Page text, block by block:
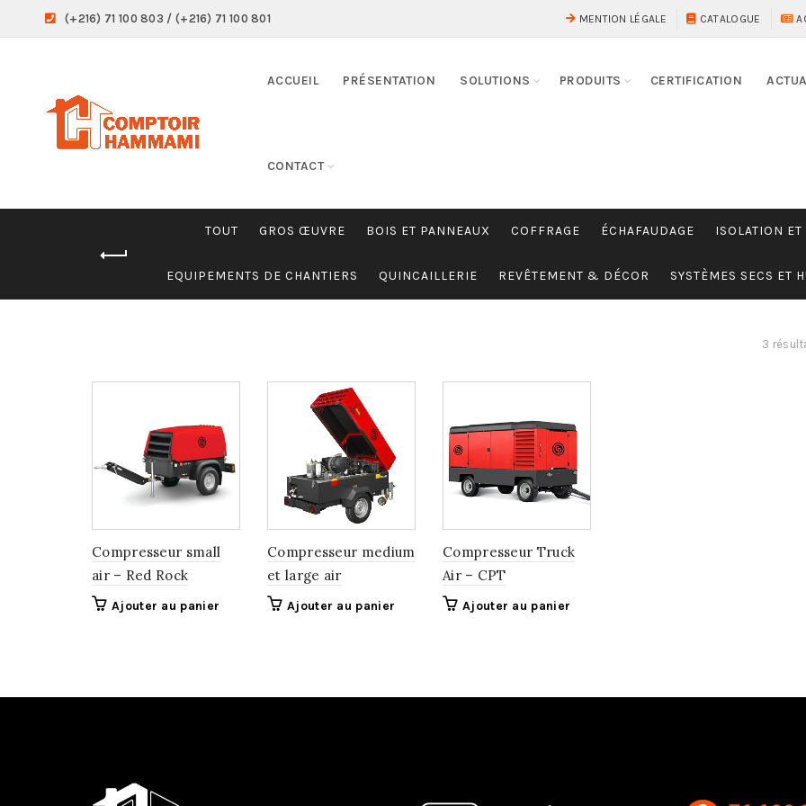
(+216) 71 100 803 / (+216) 71 100 801 MENTION LÉGALE CATALOGUE
ACCUEIL PRÉSENTATION SOLUTIONS PRODUITS CERTIFICATION
CONTACT
TOUT GROS ŒUVRE BOIS ET PANNEAUX COFFRAGE ÉCHAFAUDAGE ISOLATION ET
EQUIPEMENTS DE CHANTIERS QUINCAILLERIE REVÊTEMENT & DÉCOR SYSTÈMES SECS ET
3
Compresseur small
air – Red Rock
Ajouter au panier
Compresseur medium
et large air
Ajouter au panier
Compresseur Truck
Air – CPT
Ajouter au panier